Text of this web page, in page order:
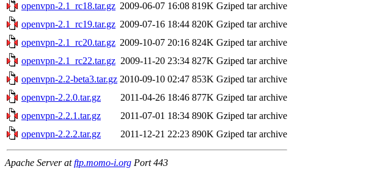
openvpn-2.1_rc18.tar.gz 2009-06-07 16:08 819K Gziped tar archive
openvpn-2.1_rc19.tar.gz 2009-07-16 18:44 820K Gziped tar archive
openvpn-2.1_rc20.tar.gz 2009-10-07 20:16 824K Gziped tar archive
openvpn-2.1_rc22.tar.gz 2009-11-20 23:34 827K Gziped tar archive
openvpn-2.2-beta3.tar.gz 2010-09-10 02:47 853K Gziped tar archive
openvpn-2.2.0.tar.gz
2011-04-26 18:46 877K Gziped tar archive
openvpn-2.2.1.tar.gz
2011-07-01 18:34 890K Gziped tar archive
openvpn-2.2.2.tar.gz
2011-12-21 22:23 890K Gziped tar archive
Apache Server atftp.momo-i.org Port 443